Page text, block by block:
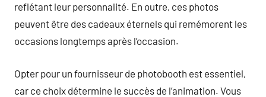
reflétant leur personnalité. En outre, ces photos
peuvent être des cadeaux éternels qui remémorent les
occasions longtemps après l’occasion.
Opter pour un fournisseur de photobooth est essentiel,
car ce choix détermine le succès de l’animation. Vous